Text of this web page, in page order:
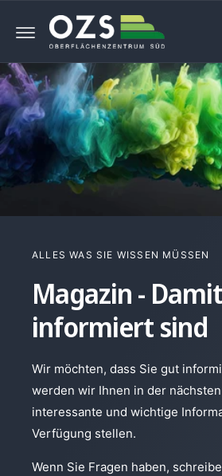
A
L
T
ALLES WAS SIE WISSEN MÜSSEN
Magazin -
informiert sind
Wir möchten, dass Sie gut
werden wir Ihnen in der
interessante und wichtige
Verfügung stellen.
Wenn Sie Fragen haben,